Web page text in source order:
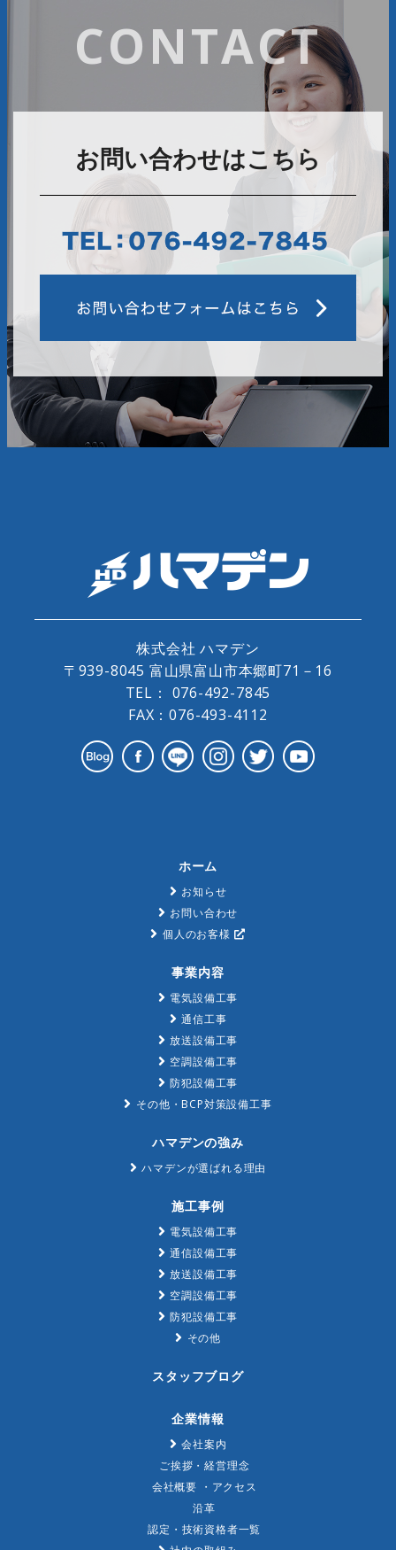
CONTACT
お問い合わせはこちら
株式会社 ハマデン
〒939-8045 富山県富山市本郷町71－16
TEL： 076-492-7845
FAX：076-493-4112
ホーム
お知らせ
お問い合わせ
個人のお客様
事業内容
電気設備工事
通信工事
放送設備工事
空調設備工事
防犯設備工事
その他・BCP対策設備工事
ハマデンの強み
ハマデンが選ばれる理由
施工事例
電気設備工事
通信設備工事
放送設備工事
空調設備工事
防犯設備工事
その他
スタッフブログ
企業情報
会社案内
ご挨拶・経営理念
会社概要 ・アクセス
沿革
認定・技術資格者一覧